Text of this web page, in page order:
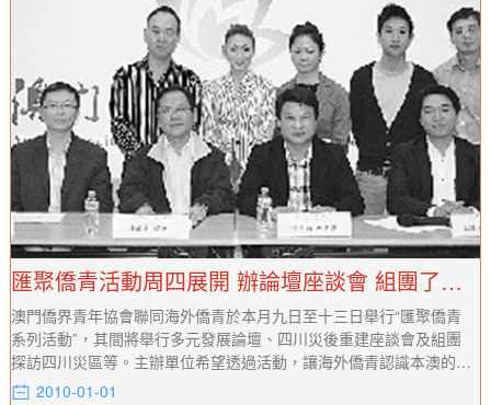
匯聚僑青活動周四展開 辦論壇座談會 組團了解四川重建
澳門僑界青年協會聯同海外僑青於本月九日至十三日舉行“匯聚僑青
系列活動”，其間將舉行多元發展論壇、四川災後重建座談會及組團
探訪四川災區等。主辦單位希望透過活動，讓海外僑青認識本澳的發
展方向，推動本地僑青進一步探討本澳多元發展；也讓各地僑青了解
2010-01-01